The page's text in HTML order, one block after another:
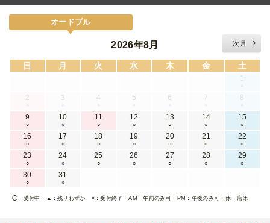
オードブル
2026年8月 次月
日 月 火 水 木 金 土
1
×
2
×
3
×
4
×
5
×
6
×
7
×
8
×
9
○
10
○
11
○
12
○
13
○
14
○
15
○
16
○
17
○
18
○
19
○
20
○
21
○
22
○
23
○
24
○
25
○
26
○
27
○
28
○
29
○
30
○
31
○
◯ ：受付中 ▲ ：残りわずか ×：受付終了 AM ：午前のみ可 PM ：午後のみ可 休 ：店休